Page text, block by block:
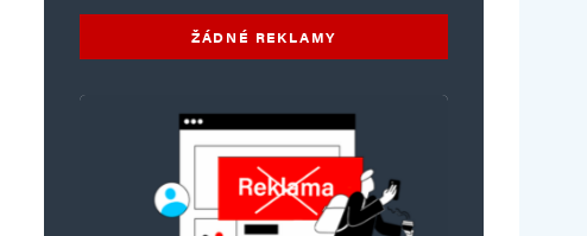
ŽÁDNÉ REKLAMY